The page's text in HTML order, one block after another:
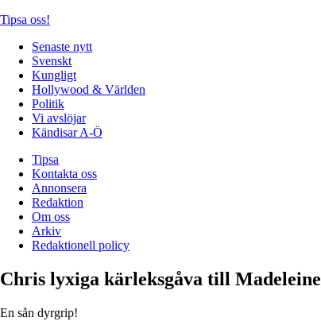
Tipsa oss!
Senaste nytt
Svenskt
Kungligt
Hollywood & Världen
Politik
Vi avslöjar
Kändisar A-Ö
Tipsa
Kontakta oss
Annonsera
Redaktion
Om oss
Arkiv
Redaktionell policy
Chris lyxiga kärleksgåva till Madeleine
En sån dyrgrip!